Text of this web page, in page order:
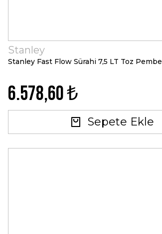
Stanley
Stanley Fast Flow Sürahi 7,5 LT Toz Pembe
6.578,60 ₺
Sepete Ekle